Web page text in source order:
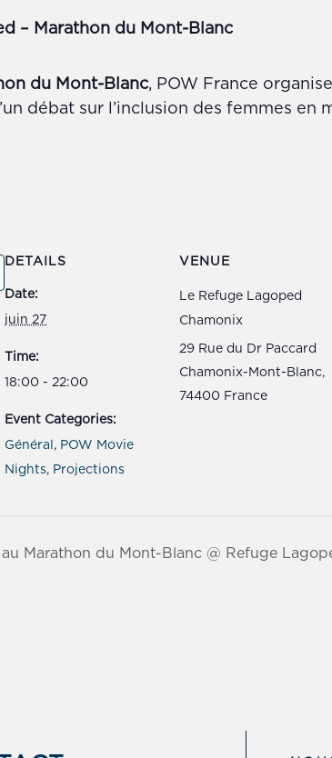
– Marathon du Mont-Blanc
du Mont-Blanc, POW France
débat sur l’inclusion des femmes en
DETAILS
Date:
juin 27
Time:
18:00 - 22:00
Event Categories:
Général, POW Movie
Nights, Projections
VENUE
Le Refuge Lagoped
Chamonix
29 Rue du Dr Paccard
Chamonix-Mont-Blanc,
74400 France
Marathon du Mont-Blanc @ Refuge